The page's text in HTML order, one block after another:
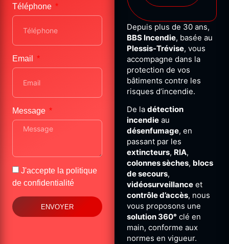
Téléphone
Email
Message
J'accepte la politique
de confidentialité
ENVOYER
Depuis plus de 30 ans,
BBS Incendie, basée au
Plessis-Trévise, vous
accompagne dans la
protection de vos
bâtiments contre les
risques d’incendie.
De la détection
incendie au
désenfumage, en
passant par les
extincteurs, RIA,
colonnessèches, blocs
desecours,
vidéosurveillance et
contrôled’accès, nous
vous proposons une
solution 360° clé en
main, conforme aux
normes en vigueur.